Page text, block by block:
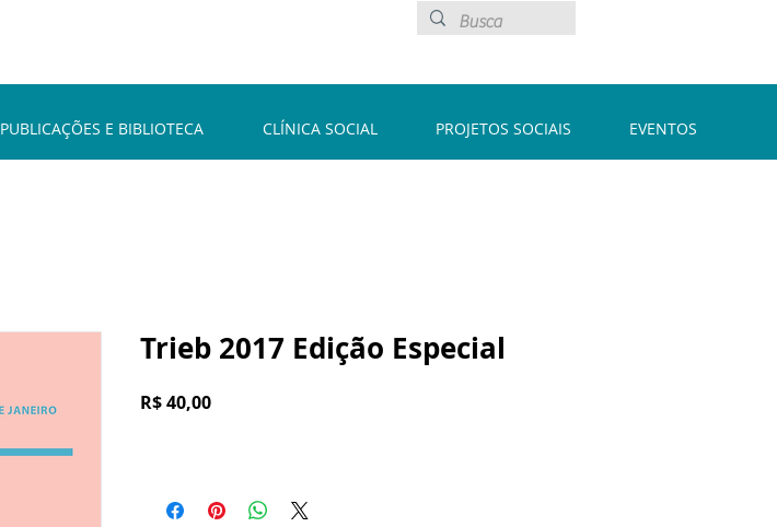
Trieb 2017 Edição Especial
R$ 40,00Preço
PUBLICAÇÕES E BIBLIOTECA CLÍNICA SOCIAL PROJETOS SOCIAIS EVENTOS